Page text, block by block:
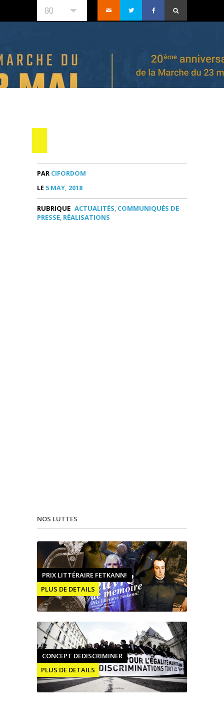
GO
PAR CIFORDOM
LE 5 MAY, 2018
RUBRIQUE ACTUALITÉS, COMMUNIQUÉS DE
PRESSE, RÉALISATIONS
NOS LUTTES
PRIX LITTÉRAIRE FETKANN!
PLUS DE DETAILS
CONCEPT DEDISCRIMINER
PLUS DE DETAILS